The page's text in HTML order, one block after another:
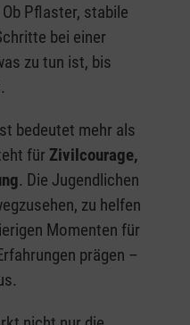
Pflaster, stabile
bei einer
zu tun ist, bis
bedeutet mehr als
für Zivilcourage,
. Die Jugendlichen
zu helfen
Momenten für
prägen –